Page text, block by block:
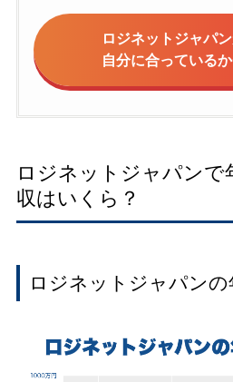
ロジネットジャパ
自分に合っている
ロジネットジャパンで
収はいくら？
ロジネットジャパンの